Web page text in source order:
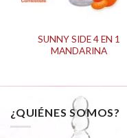
SUNNY SIDE 4 EN 1
MANDARINA
¿QUIÉNES SOMOS?